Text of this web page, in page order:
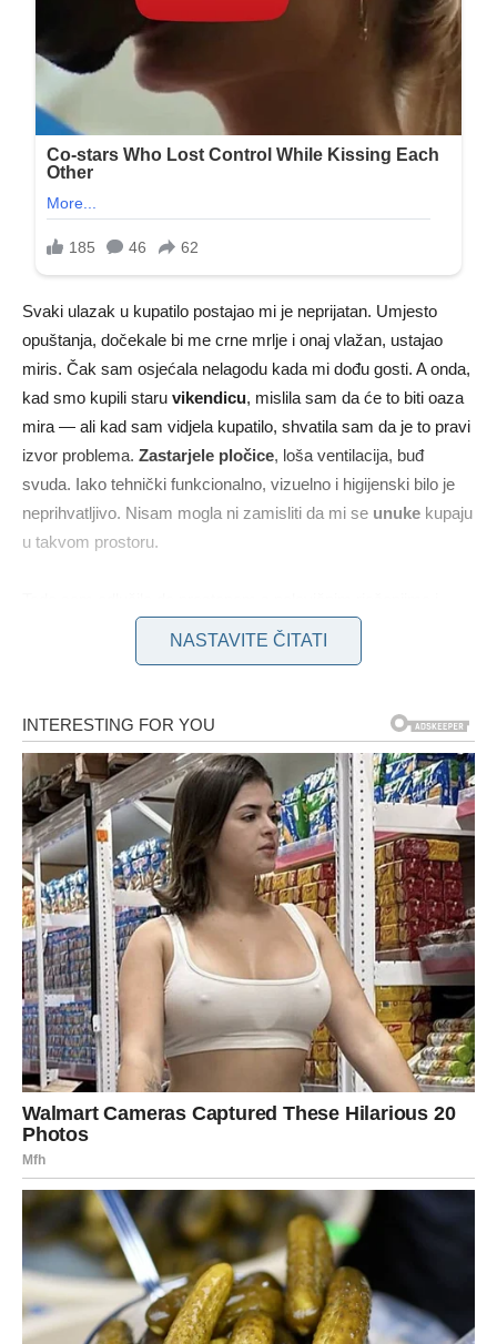
Svaki ulazak u kupatilo postajao mi je neprijatan. Umjesto
opuštanja, dočekale bi me crne mrlje i onaj vlažan, ustajao
miris. Čak sam osjećala nelagodu kada mi dođu gosti. A onda,
kad smo kupili staru vikendicu, mislila sam da će to biti oaza
mira — ali kad sam vidjela kupatilo, shvatila sam da je to pravi
izvor problema. Zastarjele pločice, loša ventilacija, buđ
svuda. Iako tehnički funkcionalno, vizuelno i higijenski bilo je
neprihvatljivo. Nisam mogla ni zamisliti da mi se unuke kupaju
u takvom prostoru.
pronađem nešto što zaista djeluje. Ne hemikalije, već
prirodna sredstva
koja će biti sigurna, ali i efikasna. I tu
Jedno od najefikasnijih sredstava koje sam otkrila bio je
čajevac. Na preporuku komšije, napravila sam mješavinu:
dvije kašičice ulja čajevca,dvije šolje vode imalo
alkohola. Sve sam stavila u bočicu sa raspršivačem,
promućkala i poprskala direktno po buđi. Bez brisanja, bez
ribanja – samo ostaviš da djeluje. Posebno korisno zaveš
mašinu i fuge. Miris jak, ali osvježavajući, a rezultat –
nevjerovatan.
Za tvrdokorne dijelove, napravila sam pastu odsode
bikarbonei deterdženta
, dodala vrelu vodu i utrljala smjesu
starom četkicom. Ostavila da djeluje nekoliko minuta pa
izribala. Već nakon prvog puta bilo je bolje, ali sam postupak
ponovila još jednom i sve je blistalo.
NASTAVITE ČITATI